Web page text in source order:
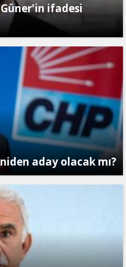
ifadesi
aday olacak mı?